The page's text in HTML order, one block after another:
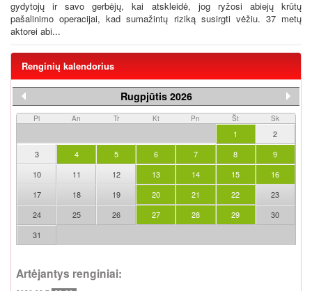
gydytojų ir savo gerbėjų, kai atskleidė, jog ryžosi abiejų krūtų
pašalinimo operacijai, kad sumažintų riziką susirgti vėžiu. 37 metų
aktorei abi...
Renginių kalendorius
Rugpjūtis 2026
Pi An Tr Kt Pn Št Sk
1
2
3
4 5 6 7 8
9
10
11 12 13 14 15
16
17
18 19 20 21 22
23
24
25 26 27 28 29
30
31
Artėjantys renginiai: